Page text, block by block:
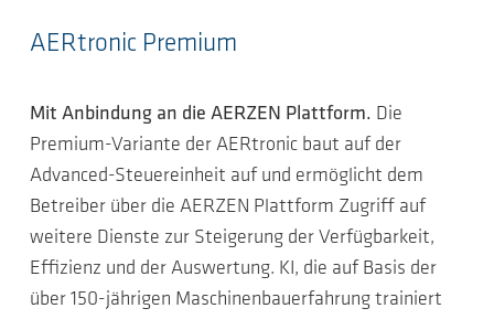
AERtronic Premium
Mit Anbindung an die AERZEN Plattform. Die
Premium-Variante der AERtronic baut auf der
Advanced-Steuereinheit auf und ermöglicht dem
Betreiber über die AERZEN Plattform Zugriff auf
weitere Dienste zur Steigerung der Verfügbarkeit,
Effizienz und der Auswertung. KI, die auf Basis der
über 150-jährigen Maschinenbauerfahrung trainiert